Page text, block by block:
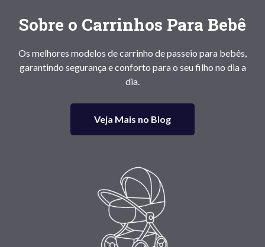
EM
Sobre o Carrinhos Para Bebê
Os melhores modelos de carrinho de passeio para bebês,
garantindo segurança e conforto para o seu filho no dia a
dia.
Veja Mais no Blog